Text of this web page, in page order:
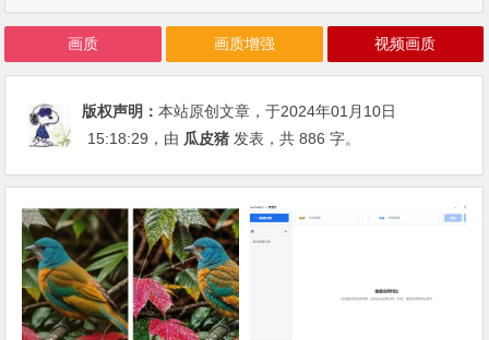
画质 画质增强 视频画质
版权声明：本站原创文章，于2024年01月10日
15:18:29 ，由 瓜皮猪 发表，共 886 字。